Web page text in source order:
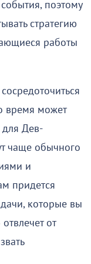
поэтому
стратегию
работы
время может
для Дев-
чаще обычного
и
придется
которые вы
от